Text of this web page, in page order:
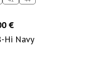
€
Hi Navy